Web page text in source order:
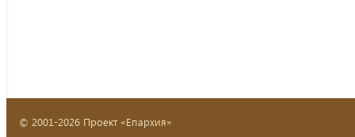
© 2001-2026 Проект «Епархия»